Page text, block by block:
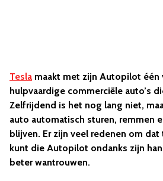
Tesla maakt met zijn Autopilot één
hulpvaardige commerciële auto’s
Zelfrijdend is het nog lang niet,
auto automatisch sturen, remmen
blijven. Er zijn veel redenen om dat
kunt die Autopilot ondanks zijn
beter wantrouwen.